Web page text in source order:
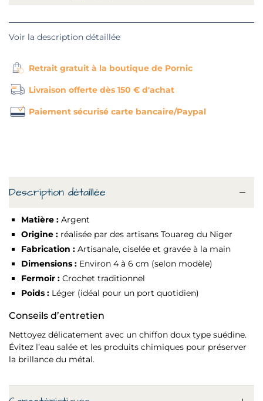
Voir la description détaillée
Retrait gratuit à la boutique de Pornic
Livraison offerte dès 150 € d'achat
Paiement sécurisé carte bancaire/Paypal
Description détaillée
Matière : Argent
Origine : réalisée par des artisans Touareg du Niger
Fabrication : Artisanale, ciselée et gravée à la main
Dimensions : Environ 4 à 6 cm (selon modèle)
Fermoir : Crochet traditionnel
Poids : Léger (idéal pour un port quotidien)
Conseils d’entretien
Nettoyez délicatement avec un chiffon doux type suédine.
Évitez l’eau salée et les produits chimiques pour préserver
la brillance du métal.